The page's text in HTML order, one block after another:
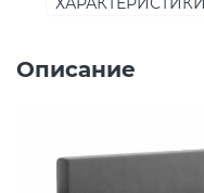
Описание